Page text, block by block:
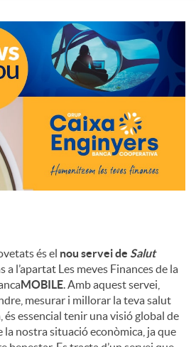
és el nou servei de Salut
a l’apartat Les meves Finances de la
MOBILE. Amb aquest servei,
mesurar i millorar la teva salut
és essencial tenir una visió global de
la nostra situació econòmica, ja que